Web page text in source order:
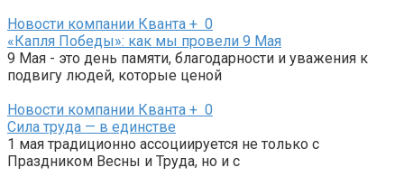
Новости компании Кванта + 0
«Капля Победы»: как мы провели 9 Мая
9 Мая - это день памяти, благодарности и уважения к
подвигу людей, которые ценой
Новости компании Кванта + 0
Сила труда — в единстве
1 мая традиционно ассоциируется не только с
Праздником Весны и Труда, но и с